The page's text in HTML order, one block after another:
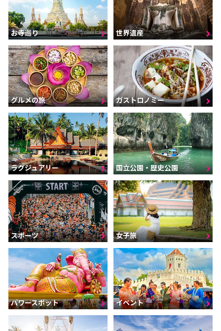
お寺巡り 世界遺産
グルメの旅 ガストロノミー
ラグジュアリー 国立公園・歴史公園
スポーツ 女子旅
パワースポット イベント